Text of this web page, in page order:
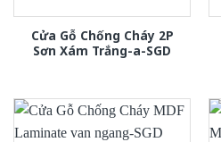
Cửa Gỗ Chống Cháy 2P
Sơn Xám Trắng-a-SGD